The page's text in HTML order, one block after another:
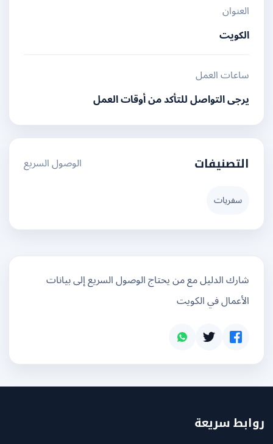
العنوان
الكويت
ساعات العمل
يرجى التواصل للتأكد من أوقات العمل
التصنيفات الوصول السريع
سفريات
شارك الدليل مع من يحتاج الوصول السريع إلى بيانات
الأعمال في الكويت
سريعة